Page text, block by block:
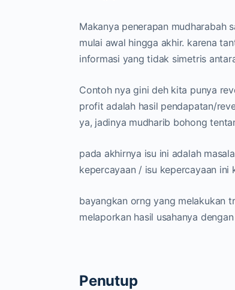
Makanya penerapan mudharabah
mulai awal hingga akhir. karena
informasi yang tidak simetris
Contoh nya gini deh kita punya
profit adalah hasil pendapatan/
ya, jadinya mudharib bohong
pada akhirnya isu ini adalah
kepercayaan / isu kepercayaan ini
bayangkan orng yang melakukan
melaporkan hasil usahanya
Penutup